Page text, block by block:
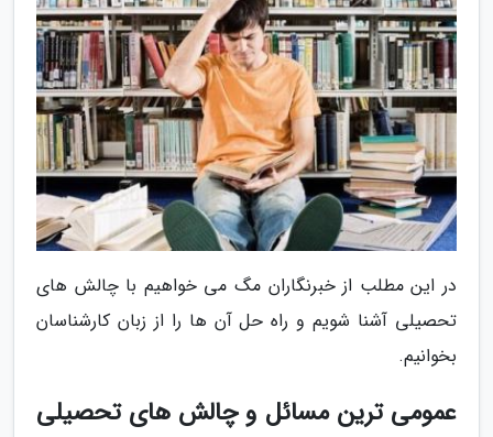
در این مطلب از خبرنگاران مگ می خواهیم با چالش های
تحصیلی آشنا شویم و راه حل آن ها را از زبان کارشناسان
بخوانیم.
عمومی ترین مسائل و چالش های تحصیلی